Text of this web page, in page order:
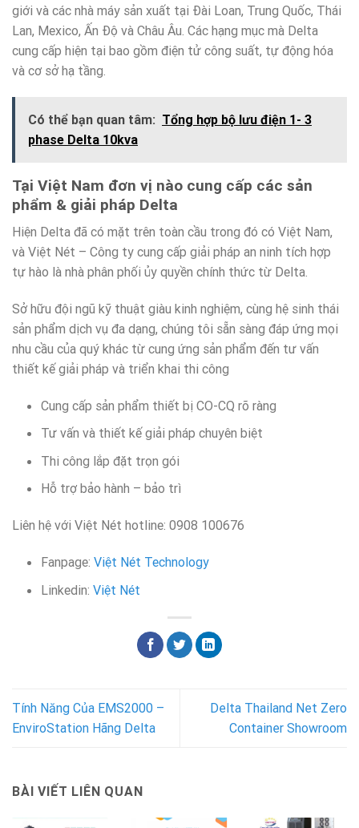
giới và các nhà máy sản xuất tại Đài Loan, Trung Quốc, Thái
Lan, Mexico, Ấn Độ và Châu Âu. Các hạng mục mà Delta
cung cấp hiện tại bao gồm điện tử công suất, tự động hóa
và cơ sở hạ tầng.
Có thể bạn quan tâm: Tổng hợp bộ lưu điện 1- 3
phase Delta 10kva
Tại Việt Nam đơn vị nào cung cấp các sản
phẩm & giải pháp Delta
Hiện Delta đã có mặt trên toàn cầu trong đó có Việt Nam,
và Việt Nét – Công ty cung cấp giải pháp an ninh tích hợp
tự hào là nhà phân phối ủy quyền chính thức từ Delta.
Sở hữu đội ngũ kỹ thuật giàu kinh nghiệm, cùng hệ sinh thái
sản phẩm dịch vụ đa dạng, chúng tôi sẵn sàng đáp ứng mọi
nhu cầu của quý khác từ cung ứng sản phẩm đến tư vấn
thiết kế giải pháp và triển khai thi công
Cung cấp sản phẩm thiết bị CO-CQ rõ ràng
Tư vấn và thiết kế giải pháp chuyên biệt
Thi công lắp đặt trọn gói
Hỗ trợ bảo hành – bảo trì
Liên hệ với Việt Nét hotline: 0908 100676
Fanpage: Việt Nét Technology
Linkedin: Việt Nét
Tính Năng Của EMS2000 –
EnviroStation Hãng Delta
Delta Thailand Net Zero
Container Showroom
BÀI VIẾT LIÊN QUAN